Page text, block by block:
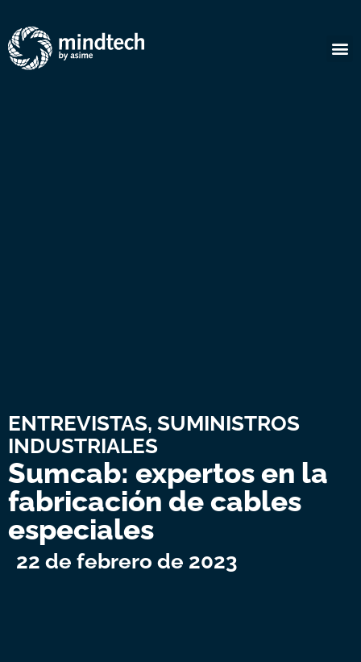
ENTREVISTAS, SUMINISTROS
INDUSTRIALES
Sumcab: expertos en la
fabricación de cables
especiales
22 de febrero de 2023